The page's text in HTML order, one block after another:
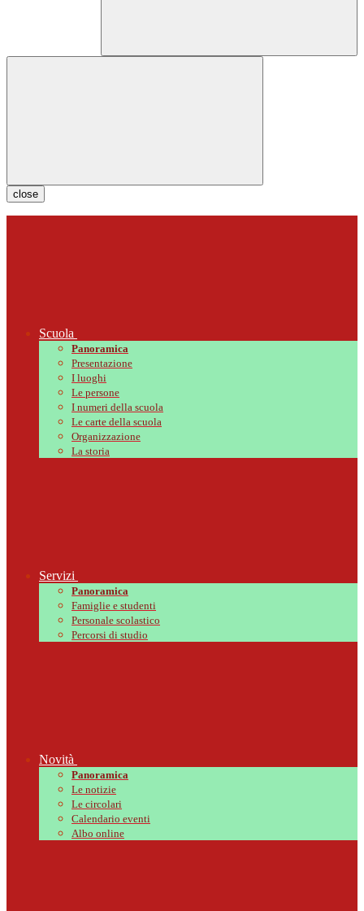
close
Scuola
Panoramica
Presentazione
I luoghi
Le persone
I numeri della scuola
Le carte della scuola
Organizzazione
La storia
Servizi
Panoramica
Famiglie e studenti
Personale scolastico
Percorsi di studio
Novità
Panoramica
Le notizie
Le circolari
Calendario eventi
Albo online